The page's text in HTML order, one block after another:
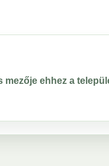
ehhez a